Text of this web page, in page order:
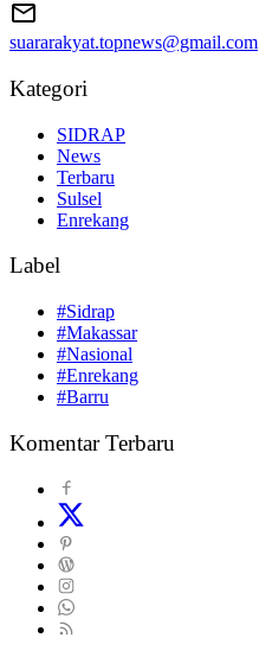
suararakyat.topnews@gmail.com
Kategori
SIDRAP
News
Terbaru
Sulsel
Enrekang
Label
#Sidrap
#Makassar
#Nasional
#Enrekang
#Barru
Komentar Terbaru